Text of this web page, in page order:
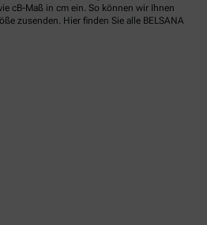
cB-Maß in cm ein. So können wir Ihnen
zusenden. Hier finden Sie alle BELSANA